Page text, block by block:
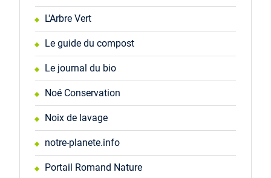
L'Arbre Vert
Le guide du compost
Le journal du bio
Noé Conservation
Noix de lavage
notre-planete.info
Portail Romand Nature